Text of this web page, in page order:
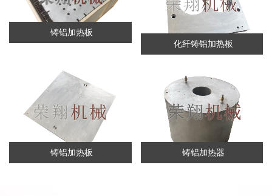
铸铝加热板
化纤铸铝加热板
铸铝加热板 铸铝加热器